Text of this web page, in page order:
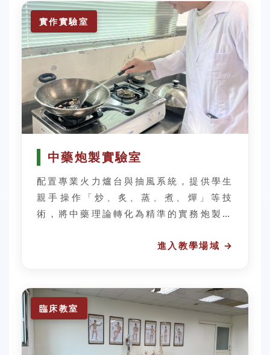
實作實驗室
中藥炮製實驗室
配置專業火力爐台與抽風系統，提供學生
親手操作「炒、炙、蒸、煮、燀」等技
術，將中藥理論轉化為精準的實務炮製工
臨床教室